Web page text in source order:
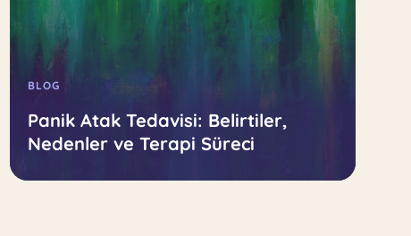
BLOG
Panik Atak Tedavisi: Belirtiler,
Nedenler ve Terapi Süreci